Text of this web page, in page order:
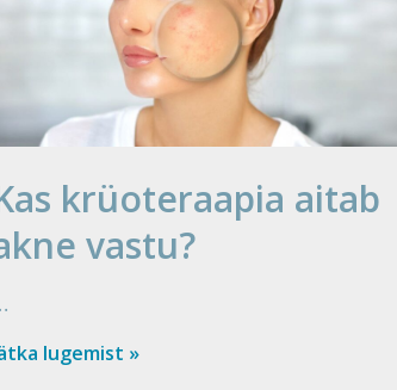
krüoteraapia aitab
vastu?
lugemist »